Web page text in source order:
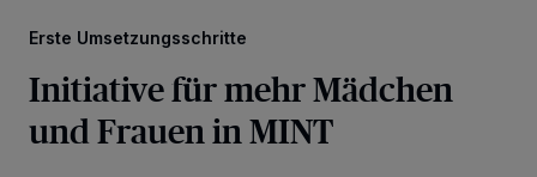
Erste Umsetzungsschritte
Initiative für mehr Mädchen
und Frauen in MINT